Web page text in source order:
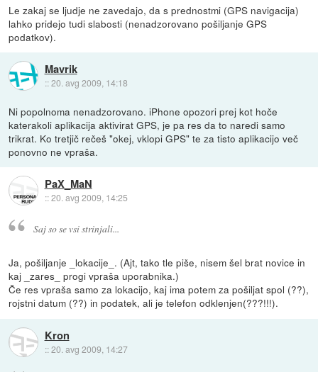
Le zakaj se ljudje ne zavedajo, da s prednostmi (GPS navigacija)
lahko pridejo tudi slabosti (nenadzorovano pošiljanje GPS
podatkov).
Mavrik
::20. avg 2009, 14:18
Ni popolnoma nenadzorovano. iPhone opozori prej kot hoče
katerakoli aplikacija aktivirat GPS, je pa res da to naredi samo
trikrat. Ko tretjič rečeš "okej, vklopi GPS" te za tisto aplikacijo več
ponovno ne vpraša.
PaX_MaN
::20. avg 2009, 14:25
Saj so se vsi strinjali...
Ja, pošiljanje _lokacije_. (Ajt, tako tle piše, nisem šel brat novice in
kaj _zares_ progi vpraša uporabnika.)
Če res vpraša samo za lokacijo, kaj ima potem za pošiljat spol (??),
rojstni datum (??) in podatek, ali je telefon odklenjen(???!!!).
Kron
::20. avg 2009, 14:27